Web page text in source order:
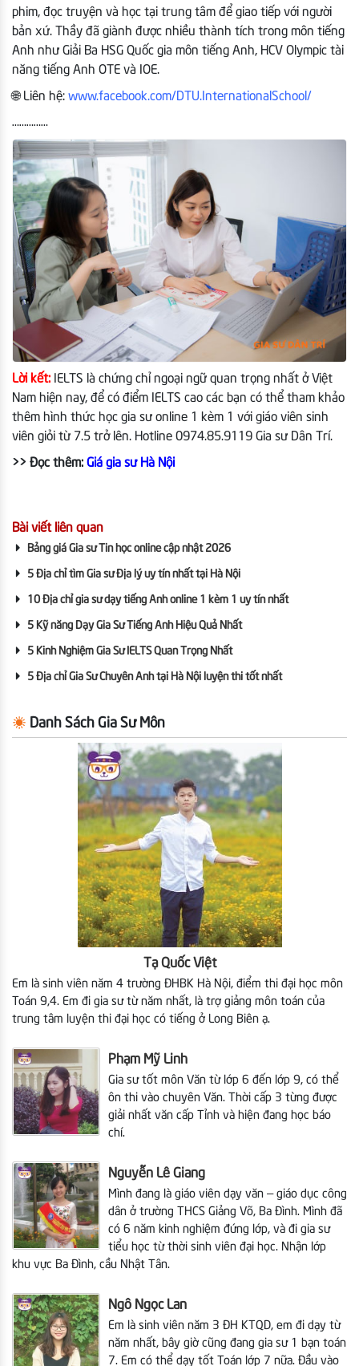
phim, đọc truyện và học tại trung tâm để giao tiếp với người
bản xứ. Thầy đã giành được nhiều thành tích trong môn tiếng
Anh như Giải Ba HSG Quốc gia môn tiếng Anh, HCV Olympic tài
năng tiếng Anh OTE và IOE.
🌐 Liên hệ: www.facebook.com/DTU.InternationalSchool/
……………
Lời kết: IELTS là chứng chỉ ngoại ngữ quan trọng nhất ở Việt
Nam hiện nay, để có điểm IELTS cao các bạn có thể tham khảo
thêm hình thức học gia sư online 1 kèm 1 với giáo viên sinh
viên giỏi từ 7.5 trở lên. Hotline 0974.85.9119 Gia sư Dân Trí.
>> Đọc thêm: Giá gia sư Hà Nội
Bài viết liên quan
Bảng giá Gia sư Tin học online cập nhật 2026
5 Địa chỉ tìm Gia sư Địa lý uy tín nhất tại Hà Nội
10 Địa chỉ gia sư dạy tiếng Anh online 1 kèm 1 uy tín nhất
5 Kỹ năng Dạy Gia Sư Tiếng Anh Hiệu Quả Nhất
5 Kinh Nghiệm Gia Sư IELTS Quan Trọng Nhất
5 Địa chỉ Gia Sư Chuyên Anh tại Hà Nội luyện thi tốt nhất
Danh Sách Gia Sư Môn
Tạ Quốc Việt
Em là sinh viên năm 4 trường ĐHBK Hà Nội, điểm thi đại học môn
Toán 9,4. Em đi gia sư từ năm nhất, là trợ giảng môn toán của
trung tâm luyện thi đại học có tiếng ở Long Biên ạ.
Phạm Mỹ Linh
Gia sư tốt môn Văn từ lớp 6 đến lớp 9, có thể
ôn thi vào chuyên Văn. Thời cấp 3 từng được
giải nhất văn cấp Tỉnh và hiện đang học báo
chí.
Nguyễn Lê Giang
Mình đang là giáo viên dạy văn – giáo dục công
dân ở trường THCS Giảng Võ, Ba Đình. Mình đã
có 6 năm kinh nghiệm đứng lớp, và đi gia sư
tiểu học từ thời sinh viên đại học. Nhận lớp
khu vực Ba Đình, cầu Nhật Tân.
Ngô Ngọc Lan
Em là sinh viên năm 3 ĐH KTQD, em đi dạy từ
năm nhất, bây giờ cũng đang gia sư 1 bạn toán
7. Em có thể dạy tốt Toán lớp 7 nữa. Đầu vào